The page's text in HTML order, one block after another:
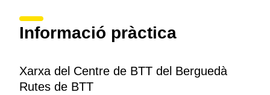
Informació pràctica
Xarxa del Centre de BTT del Berguedà
Rutes de BTT